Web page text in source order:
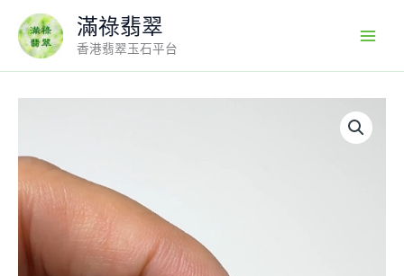
content
滿祿翡翠
香港翡翠玉石平台
播
品
#136-
葉